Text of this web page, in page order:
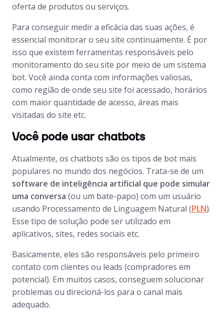
oferta de produtos ou serviços.
Para conseguir medir a eficácia das suas ações, é
essencial monitorar o seu site continuamente. É por
isso que existem ferramentas responsáveis ​​pelo
monitoramento do seu site por meio de um sistema
bot. Você ainda conta com informações valiosas,
como região de onde seu site foi acessado, horários
com maior quantidade de acesso, áreas mais
visitadas do site etc.
Você pode usar chatbots
Atualmente, os chatbots são os tipos de bot mais
populares no mundo dos negócios. Trata-se de um
software de inteligência artificial que pode simular
uma conversa (ou um bate-papo) com um usuário
usando Processamento de Linguagem Natural (PLN).
Esse tipo de solução pode ser utilizado em
aplicativos, sites, redes sociais etc.
Basicamente, eles são responsáveis pelo primeiro
contato com clientes ou leads (compradores em
potencial). Em muitos casos, conseguem solucionar
problemas ou direcioná-los para o canal mais
adequado.